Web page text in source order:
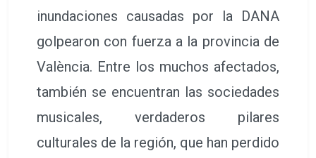
inundaciones causadas por la DANA
golpearon con fuerza a la provincia de
València. Entre los muchos afectados,
también se encuentran las sociedades
musicales, verdaderos pilares
culturales de la región, que han perdido